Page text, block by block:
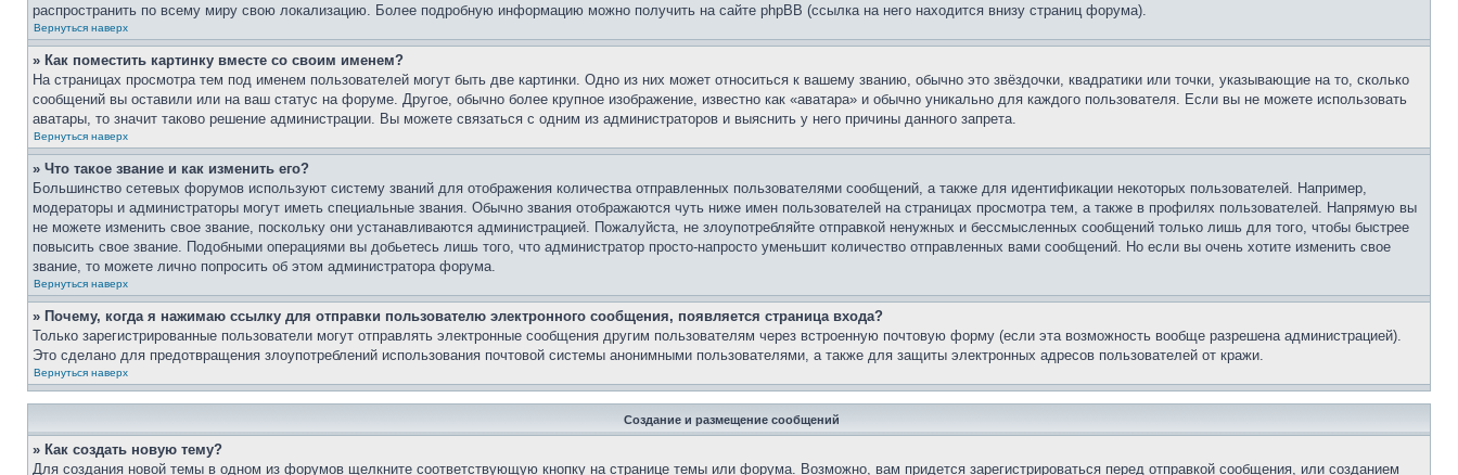
распространить по всему миру свою локализацию. Более подробную информацию можно получить на сайте phpBB (ссылка на него находится внизу страниц форума).
Вернуться наверх
» Как поместить картинку вместе со своим именем?
На страницах просмотра тем под именем пользователей могут быть две картинки. Одно из них может относиться к вашему званию, обычно это звёздочки, квадратики или точки, указывающие на то, сколько
сообщений вы оставили или на ваш статус на форуме. Другое, обычно более крупное изображение, известно как «аватара» и обычно уникально для каждого пользователя. Если вы не можете использовать
аватары, то значит таково решение администрации. Вы можете связаться с одним из администраторов и выяснить у него причины данного запрета.
Вернуться наверх
» Что такое звание и как изменить его?
Большинство сетевых форумов используют систему званий для отображения количества отправленных пользователями сообщений, а также для идентификации некоторых пользователей. Например,
модераторы и администраторы могут иметь специальные звания. Обычно звания отображаются чуть ниже имен пользователей на страницах просмотра тем, а также в профилях пользователей. Напрямую вы
не можете изменить свое звание, поскольку они устанавливаются администрацией. Пожалуйста, не злоупотребляйте отправкой ненужных и бессмысленных сообщений только лишь для того, чтобы быстрее
повысить свое звание. Подобными операциями вы добьетесь лишь того, что администратор просто-напросто уменьшит количество отправленных вами сообщений. Но если вы очень хотите изменить свое
звание, то можете лично попросить об этом администратора форума.
Вернуться наверх
» Почему, когда я нажимаю ссылку для отправки пользователю электронного сообщения, появляется страница входа?
Только зарегистрированные пользователи могут отправлять электронные сообщения другим пользователям через встроенную почтовую форму (если эта возможность вообще разрешена администрацией).
Это сделано для предотвращения злоупотреблений использования почтовой системы анонимными пользователями, а также для защиты электронных адресов пользователей от кражи.
Вернуться наверх
Создание и размещение сообщений
» Как создать новую тему?
Для создания новой темы в одном из форумов щелкните соответствующую кнопку на странице темы или форума. Возможно, вам придется зарегистрироваться перед отправкой сообщения, или созданием